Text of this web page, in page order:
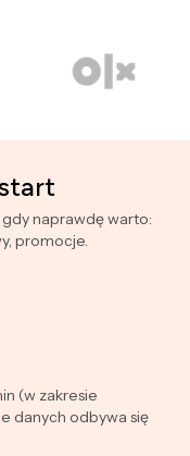
naprawdę warto:
promocje.
(w zakresie
danych odbywa się